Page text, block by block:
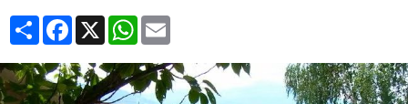
CondividiFacebook
X WhatsApp
Email